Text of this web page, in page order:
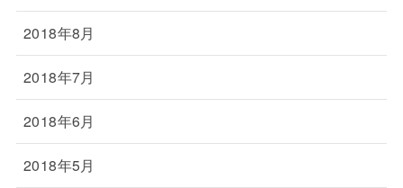
2018年8月
2018年7月
2018年6月
2018年5月